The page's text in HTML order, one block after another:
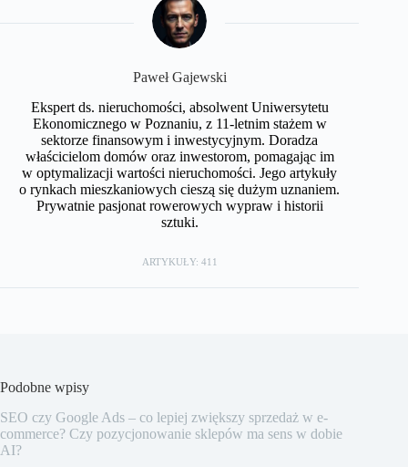
Paweł Gajewski
Ekspert ds. nieruchomości, absolwent Uniwersytetu
Ekonomicznego w Poznaniu, z 11-letnim stażem w
sektorze finansowym i inwestycyjnym. Doradza
właścicielom domów oraz inwestorom, pomagając im
w optymalizacji wartości nieruchomości. Jego artykuły
o rynkach mieszkaniowych cieszą się dużym uznaniem.
Prywatnie pasjonat rowerowych wypraw i historii
sztuki.
ARTYKUŁY: 411
Podobne wpisy
SEO czy Google Ads – co lepiej zwiększy sprzedaż w e-
commerce? Czy pozycjonowanie sklepów ma sens w dobie
AI?